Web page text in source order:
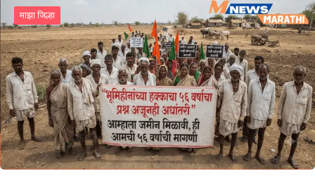
माझा जिल्हा